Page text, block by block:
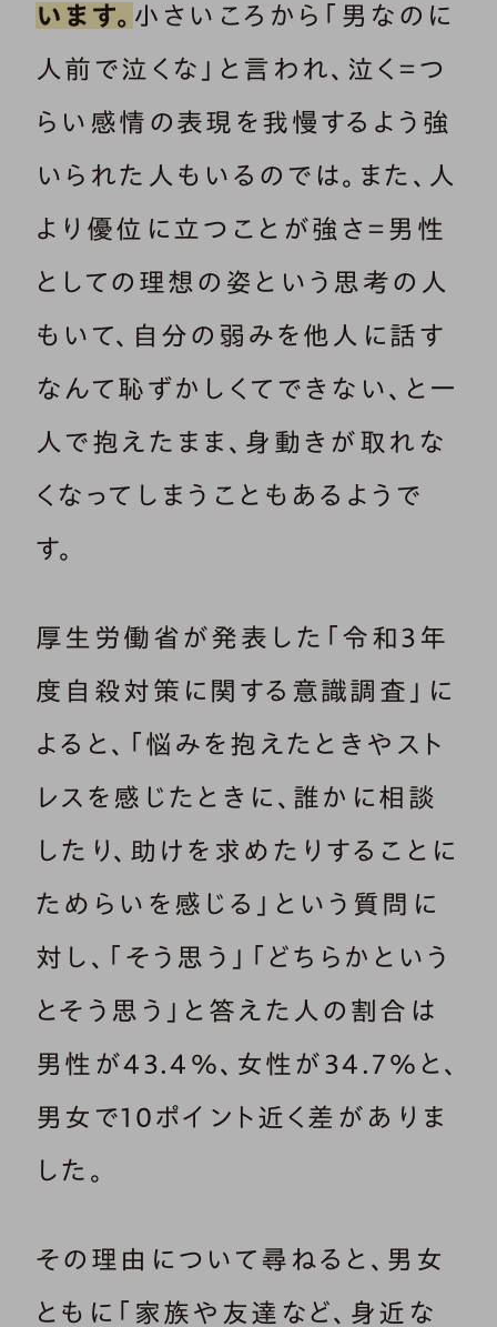
います。 小さいころから「男なのに
人前で泣くな」と言われ、泣く＝つ
らい感情の表現を我慢するよう強
いられた人もいるのでは。また、人
より優位に立つことが強さ＝男性
としての理想の姿という思考の人
もいて、自分の弱みを他人に話す
なんて恥ずかしくてできない、と一
人で抱えたまま、身動きが取れな
くなってしまうこともあるようで
す。
厚生労働省が発表した「令和3年
度自殺対策に関する意識調査」に
よると、「悩みを抱えたときやスト
レスを感じたときに、誰かに相談
したり、助けを求めたりすることに
ためらいを感じる」という質問に
対し、「そう思う」「どちらかという
とそう思う」と答えた人の割合は
男性が43.4％、女性が34.7％と、
男女で10ポイント近く差がありま
した。
その理由について尋ねると、男女
ともに「家族や友達など、身近な